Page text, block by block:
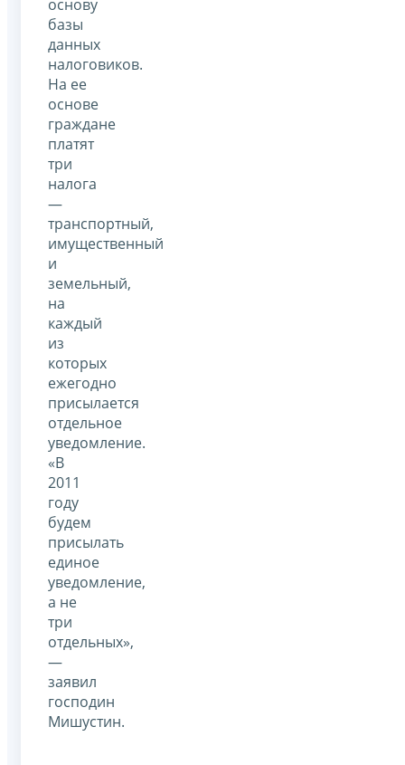
основу
базы
данных
налоговиков.
На ее
основе
граждане
платят
три
налога
—
транспортный,
имущественный
и
земельный,
на
каждый
из
которых
ежегодно
присылается
отдельное
уведомление.
«В
2011
году
будем
присылать
единое
уведомление,
а не
три
отдельных»,
—
заявил
господин
Мишустин.